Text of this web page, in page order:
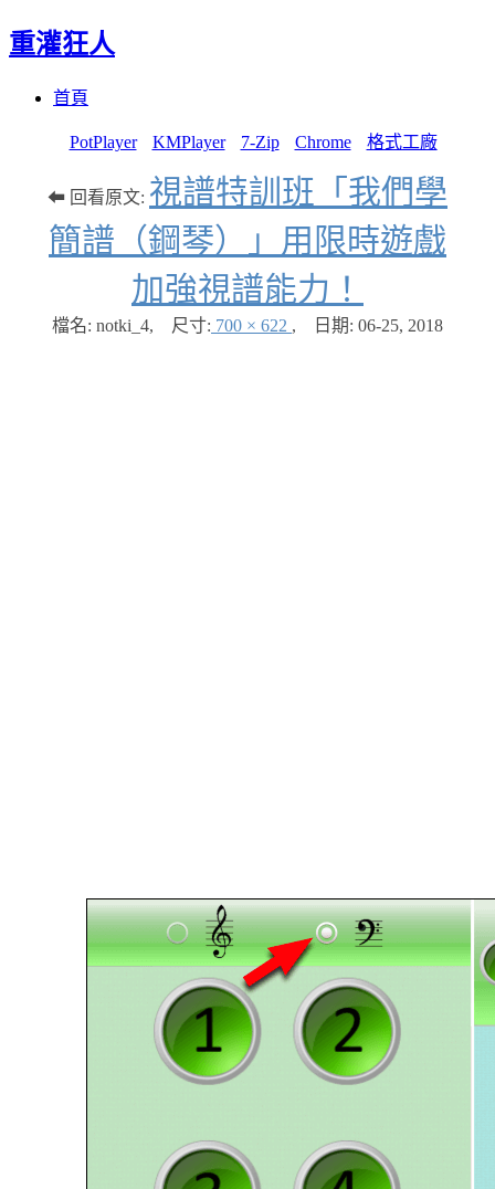
重灌狂人
首頁
PotPlayer KMPlayer 7-Zip Chrome 格式工廠
⬅ 回看原文: 視譜特訓班「我們學
簡譜（鋼琴）」用限時遊戲
加強視譜能力！
檔名: notki_4, 尺寸: 700 × 622 , 日期: 06-25, 2018